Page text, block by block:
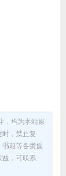
，均为本站原
，禁止复
籍等各类媒
，可联系